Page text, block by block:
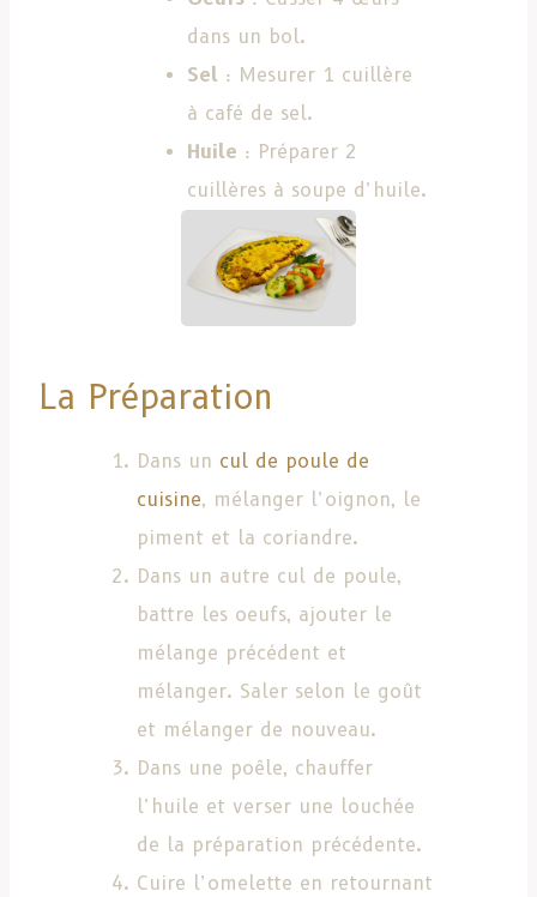
dans un bol.
Sel : Mesurer 1 cuillère
à café de sel.
Huile : Préparer 2
cuillères à soupe d’huile.
La Préparation
Dans un cul de poule de
cuisine, mélanger l’oignon, le
piment et la coriandre.
Dans un autre cul de poule,
battre les oeufs, ajouter le
mélange précédent et
mélanger. Saler selon le goût
et mélanger de nouveau.
Dans une poêle, chauffer
l’huile et verser une louchée
de la préparation précédente.
Cuire l’omelette en retournant